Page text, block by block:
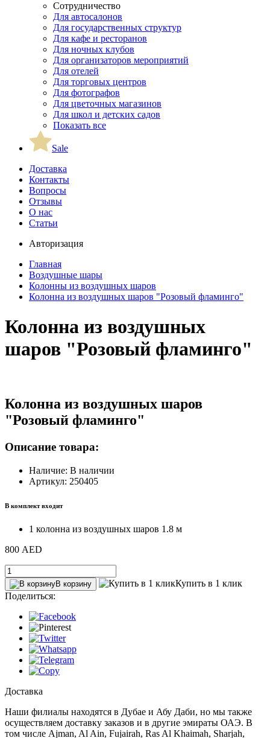
Сотрудничество
Для автосалонов
Для государственных структур
Для кафе и ресторанов
Для ночных клубов
Для организаторов мероприятий
Для отелей
Для торговых центров
Для фотографов
Для цветочных магазинов
Для школ и детских садов
Показать все
Sale
Доставка
Контакты
Вопросы
Отзывы
О нас
Статьи
Авторизация
Главная
Воздушные шары
Колонны из воздушных шаров
Колонна из воздушных шаров "Розовый фламинго"
Колонна из воздушных
шаров "Розовый фламинго"
Колонна из воздушных шаров
"Розовый фламинго"
Описание товара:
Наличие: В наличии
Артикул: 250405
В комплект входит
1 колонна из воздушных шаров 1.8 м
800 AED
В корзину
Купить в 1 клик
Поделиться:
Доставка
Наши филиалы находятся в Дубае и Абу Даби, но мы также
осуществляем доставку заказов и в другие эмираты ОАЭ. В
том числе Ajman, Al Ain‎, Fujairah, Ras Al Khaimah, Sharjah,